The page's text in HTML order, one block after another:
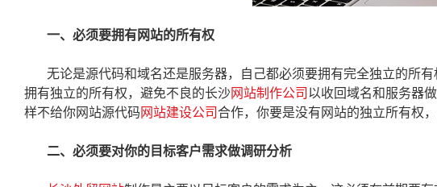
一、必须要拥有网站的所有权
无论是源代码和域名还是服务器，自己都必须要拥有完全独立的所
拥有独立的所有权，避免不良的长沙网站制作公司 以收回域名和服务器
样不给你网站源代码 网站建设公司合作，你要是没有网站的独立所有权
二、必须要对你的目标客户需求做调研分析